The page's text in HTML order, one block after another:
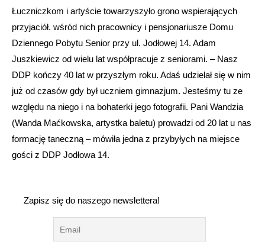
Łuczniczkom i artyście towarzyszyło grono wspierających
przyjaciół. wśród nich pracownicy i pensjonariusze Domu
Dziennego Pobytu Senior przy ul. Jodłowej 14. Adam
Juszkiewicz od wielu lat współpracuje z seniorami. – Nasz
DDP kończy 40 lat w przyszłym roku. Adaś udzielał się w nim
już od czasów gdy był uczniem gimnazjum. Jesteśmy tu ze
względu na niego i na bohaterki jego fotografii. Pani Wandzia
(Wanda Maćkowska, artystka baletu) prowadzi od 20 lat u nas
formację taneczną – mówiła jedna z przybyłych na miejsce
gości z DDP Jodłowa 14.
Zapisz się do naszego newslettera!